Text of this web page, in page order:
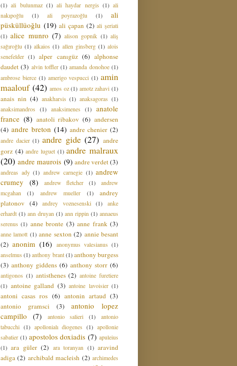
(1) ali bulunmaz (1) ali haydar nergis (1) ali
nakıpoğlu
(1) ali poyrazoğlu (1)
ali
püsküllüoğlu (19) ali çapan (2) ali şeriati
(1) alice munro (7) alison gopnik (1) aliş
sağıroğlu (1) alkaios (1) allen ginsberg (1) alois
senefelder (1) alper canıgüz (6) alphonse
daudet (3) alvin toffler (1) amanda donohoe (1)
ambrose bierce (1) amerigo vespucci (1) amin
maalouf (42) amos oz (1) amotz zahavi (1)
anais nin (4) anakharsis (1) anaksagoras (1)
anaksimandros
(1) anaksimenes (1) anatole
france (8) anatoli ribakov (6) andersen
(4) andre breton (14) andre chenier (2)
andre dacier (1) andre gide (27) andre
gorz (4) andre luguet (1) andre malraux
(20) andre maurois (9) andre verdet(3)
andreas ady (1) andrew carnegie (1) andrew
crumey
(8) andrew fletcher (1)
andrew
mcgahan
(1) andrew mueller (1)
andrey
platonov (4) andrey voznesenski (1)
anke
erhardt (1) ann druyan (1) ann rippin (1) annaeus
serenus (1) anne bronte (3) anne frank (3)
anne lamott (1) anne sexton (2) annie besant
(2) anonim (16) anonymus valesianus (1)
anselmus (1) anthony brant (1) anthony burgess
(3) anthony giddens (6) anthony storr (6)
antigonos (1) antisthenes (2) antoine furetiere
(1) antoine galland (3) antoine lavoisier (1)
antoni casas ros (6) antonin artaud (3)
antonio gramsci
(3)
antonio lopez
campillo
(7) antonio salieri (1)
antonio
tabucchi (1) apollonialı diogenes (1) apollonie
sabatier (1) apostolos doxiadis (7) apuleius
(1) ara güler (2) ara toranyan (1) aravind
adiga (2) archibald macleish (2) archimedes